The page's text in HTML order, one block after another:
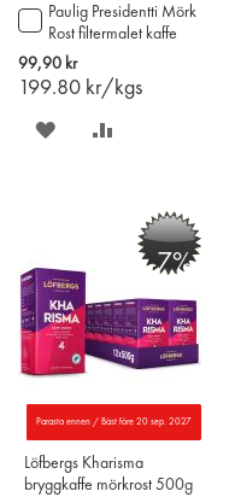
Paulig Presidentti Mörk
Rost filtermalet kaffe
500g
99,90 kr
199.80 kr/kgs
Lägg
till
i
varukorgen
SPARA
ÖNSKELISTAN
JÄMFÖR
-7%
Parasta ennen / Bäst före 20 sep. 2027
Löfbergs Kharisma
bryggkaffe mörkrost 500g